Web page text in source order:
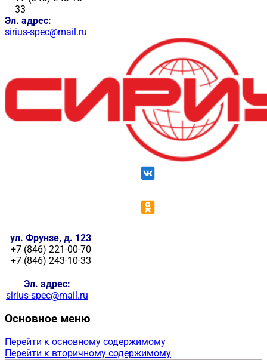
33
Эл. адрес:
sirius-spec@mail.ru
ул. Фрунзе, д. 123
+7 (846) 221-00-70
+7 (846) 243-10-33
Эл. адрес:
sirius-spec@mail.ru
Основное меню
Перейти к основному содержимому
Перейти к вторичному содержимому